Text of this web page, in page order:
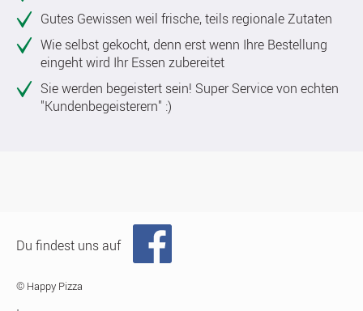
Gutes Gewissen weil frische, teils regionale Zutaten
Wie selbst gekocht, denn erst wenn Ihre Bestellung
eingeht wird Ihr Essen zubereitet
Sie werden begeistert sein! Super Service von echten
"Kundenbegeisterern" :)
Du findest uns auf
© Happy Pizza